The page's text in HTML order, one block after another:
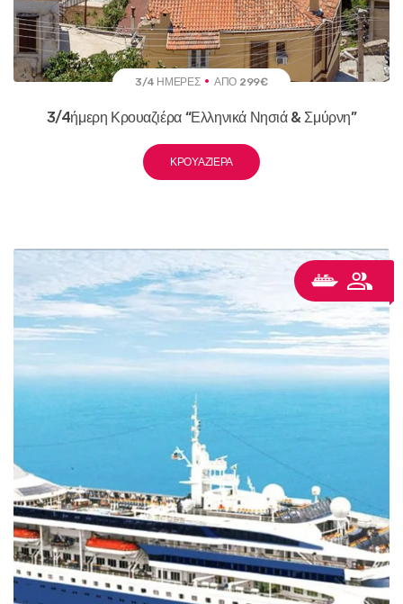
3/4 ΗΜΈΡΕΣ ΑΠΌ 299€
3/4ήμερη Κρουαζιέρα “Ελληνικά Νησιά & Σμύρνη”
ΚΡΟΥΑΖΙΈΡΑ